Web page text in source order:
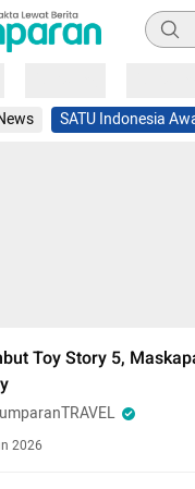
SATU Indonesia
Toy Story 5,
2026